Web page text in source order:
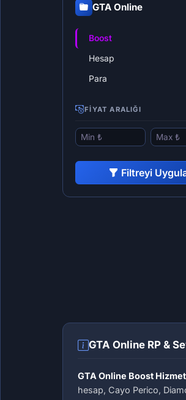
GTA Online
Boost
Hesap
Para
FIYAT ARALIĞI
Filtreyi
GTA Online RP &
GTA Online Boost
hesap, Cayo Perico,